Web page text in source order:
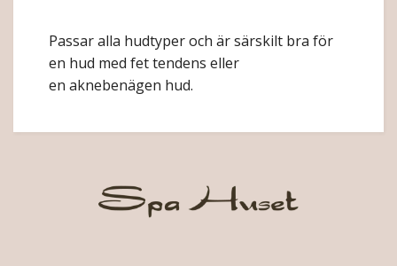
Passar alla hudtyperoch är särskilt bra för
en hud med fet tendens eller
en aknebenägen hud.